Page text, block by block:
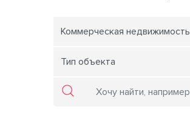
Склад
Коммерческая недвижимость
Тип объекта